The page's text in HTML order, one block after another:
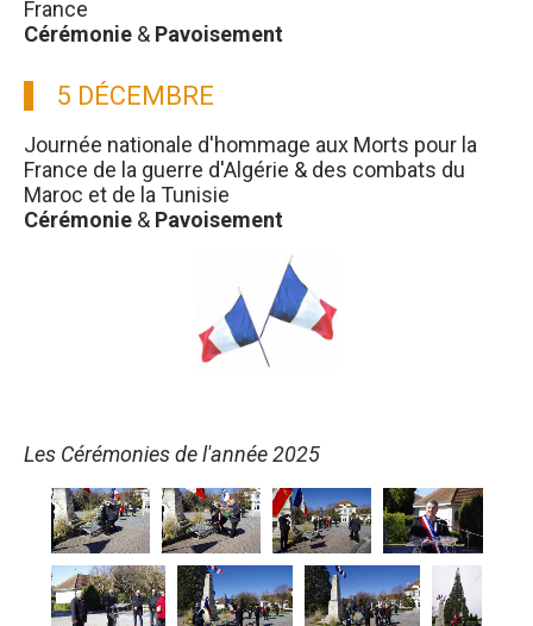
France
Cérémonie & Pavoisement
5 DÉCEMBRE
Journée nationale d'hommage aux Morts pour la
France de la guerre d'Algérie & des combats du
Maroc et de la Tunisie
Cérémonie & Pavoisement
Les Cérémonies de l'année 2025